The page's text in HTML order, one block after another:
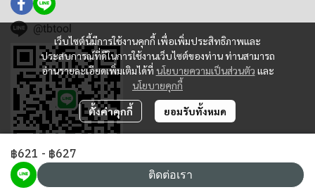
฿621 - ฿627
ติดต่อเรา
เว็บไซต์นี้มีการใช้งานคุกกี้ เพื่อเพิ่มประสิทธิภาพและ
ประสบการณ์ที่ดีในการใช้งานเว็บไซต์ของท่าน ท่านสามารถ
อ่านรายละเอียดเพิ่มเติมได้ที่ นโยบายความเป็นส่วนตัว และ
นโยบายคุกกี้
ตั้งค่าคุกกี้ ยอมรับทั้งหมด
@tbtool
Copyright | All Rights Reserved | K.V.S. Engineering